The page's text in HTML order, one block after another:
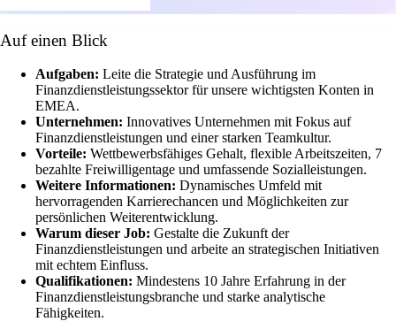
Auf einen Blick
Aufgaben: Leite die Strategie und Ausführung im
Finanzdienstleistungssektor für unsere wichtigsten Konten in
EMEA.
Unternehmen: Innovatives Unternehmen mit Fokus auf
Finanzdienstleistungen und einer starken Teamkultur.
Vorteile: Wettbewerbsfähiges Gehalt, flexible Arbeitszeiten, 7
bezahlte Freiwilligentage und umfassende Sozialleistungen.
Weitere Informationen: Dynamisches Umfeld mit
hervorragenden Karrierechancen und Möglichkeiten zur
persönlichen Weiterentwicklung.
Warum dieser Job: Gestalte die Zukunft der
Finanzdienstleistungen und arbeite an strategischen Initiativen
mit echtem Einfluss.
Qualifikationen: Mindestens 10 Jahre Erfahrung in der
Finanzdienstleistungsbranche und starke analytische
Fähigkeiten.